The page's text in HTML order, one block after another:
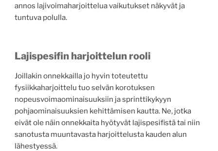
annos lajivoimaharjoittelua vaikutukset näkyvät ja
tuntuva polulla.
Lajispesifin harjoittelun rooli
Joillakin onnekkailla jo hyvin toteutettu
fysiikkaharjoittelu tuo selvän korotuksen
nopeusvoimaominaisuuksiin ja sprinttikykyyn
pohjaominaisuuksien kehittämisen kautta. Ne, jotka
eivät ole näin onnekkaita hyötyvät lajispesifistä tai niin
sanotusta muuntavasta harjoittelusta kauden alun
lähestyessä.